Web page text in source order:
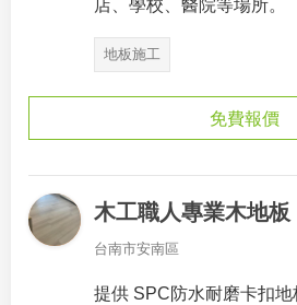
店、學校、醫院等場所。
地板施工
免費報價
木工職人專業木地板
台南市安南區
提供 SPC防水耐磨卡扣